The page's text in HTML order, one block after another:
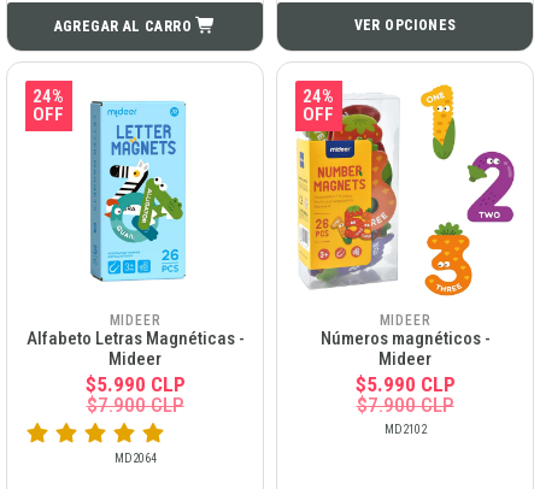
AGREGAR AL CARRO VER OPCIONES
24%
OFF
MIDEER
Alfabeto Letras Magnéticas -
Mideer
$5.990 CLP
$7.900 CLP
MD2064
24%
OFF
MIDEER
Números magnéticos -
Mideer
$5.990 CLP
$7.900 CLP
MD2102